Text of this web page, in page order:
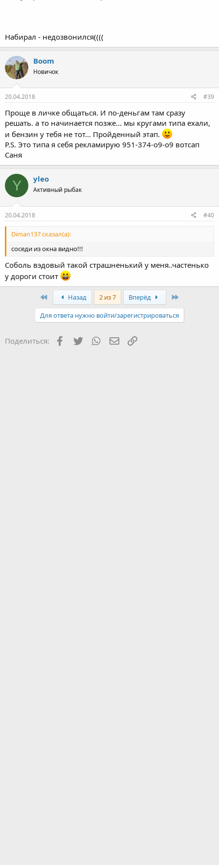
Набирал - недозвонился((((
Boom
Новичок
20.04.2018 #39
Проще в личке общаться. И по-деньгам там сразу
решать. а то начинается позже... мы кругами типа ехали,
и бензин у тебя не тот... Пройденный этап.
P.S. Это типа я себя рекламирую 951-374-о9-о9 вотсап
Саня
Y yleo
Активный рыбак
20.04.2018 #40
Diman137 сказал(а):
соседи из окна видно!!!
Соболь вэдовый такой страшненький у меня..частенько
у дороги стоит
ПервыйНазад 2 из 7 Вперёд
Для ответа нужно войти/зарегистрироваться
Поделиться: Facebook
Twitter WhatsAppЭлектронная почта